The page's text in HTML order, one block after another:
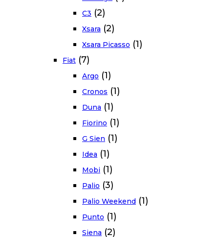
C3 (2)
Xsara (2)
Xsara Picasso (1)
Fiat (7)
Argo (1)
Cronos (1)
Duna (1)
Fiorino (1)
G Sien (1)
Idea (1)
Mobi (1)
Palio (3)
Palio Weekend (1)
Punto (1)
Siena (2)